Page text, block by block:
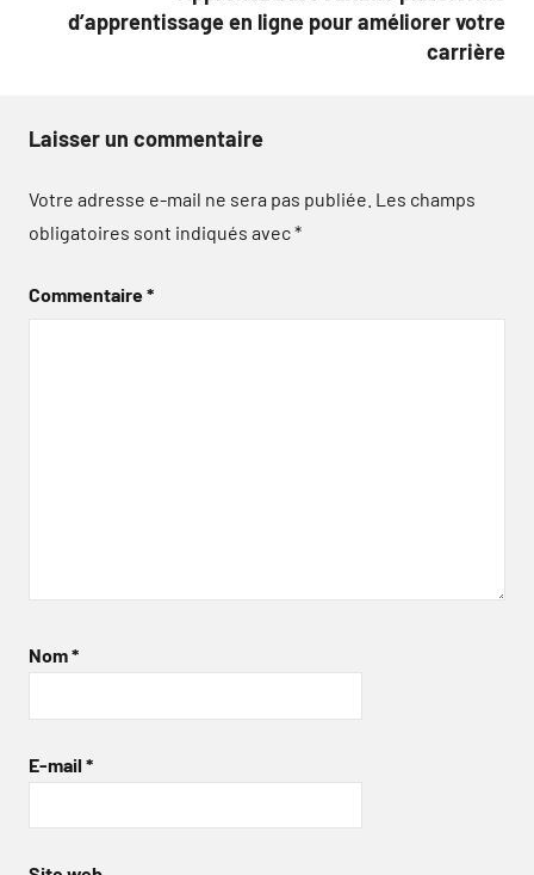
d’apprentissage en ligne pour améliorer votre
carrière
Laisser un commentaire
Votre adresse e-mail ne sera pas publiée. Les champs
obligatoires sont indiqués avec*
Commentaire*
Nom*
E-mail *